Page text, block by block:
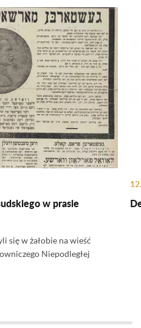
w prasie
się w żałobie na wieść
Niepodległej